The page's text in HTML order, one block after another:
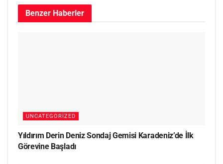
Benzer Haberler
UNCATEGORIZED
Yıldırım Derin Deniz Sondaj Gemisi Karadeniz’de İlk
Görevine Başladı